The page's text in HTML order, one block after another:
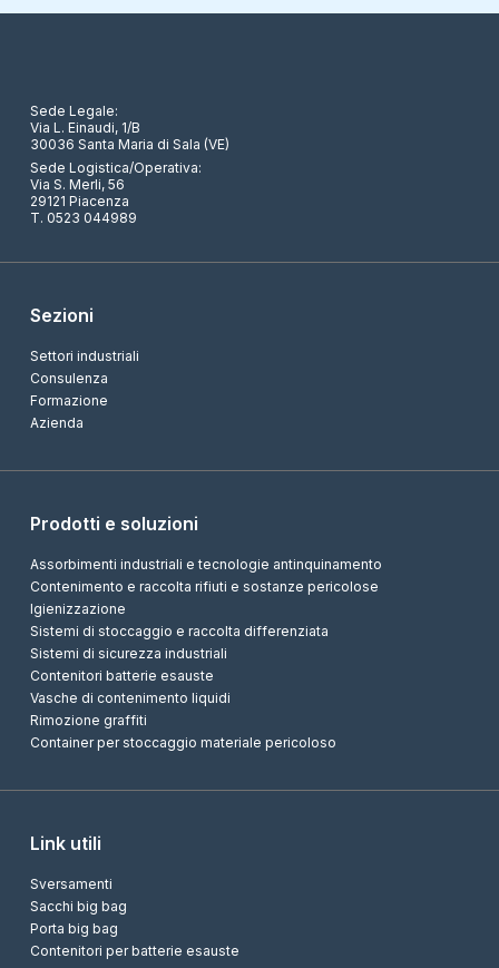
Sede Legale:
Via L. Einaudi, 1/B
30036 Santa Maria di Sala (VE)
Sede Logistica/Operativa:
Via S. Merli, 56
29121 Piacenza
T. 0523 044989
Sezioni
Settori industriali
Consulenza
Formazione
Azienda
Prodotti e soluzioni
Assorbimenti industriali e tecnologie antinquinamento
Contenimento e raccolta rifiuti e sostanze pericolose
Igienizzazione
Sistemi di stoccaggio e raccolta differenziata
Sistemi di sicurezza industriali
Contenitori batterie esauste
Vasche di contenimento liquidi
Rimozione graffiti
Container per stoccaggio materiale pericoloso
Link utili
Sversamenti
Sacchi big bag
Porta big bag
Contenitori per batterie esauste